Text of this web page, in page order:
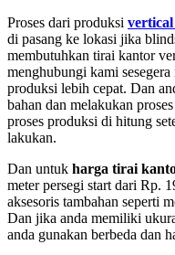
Proses dari produksi
di pasang ke lokasi jika
membutuhkan tirai kantor
menghubungi kami
produksi lebih cepat. Dan
bahan dan melakukan
proses produksi di hitung
lakukan.
Dan untuk harga tirai
meter persegi start dari Rp.
aksesoris tambahan seperti
Dan jika anda memiliki
anda gunakan berbeda dan